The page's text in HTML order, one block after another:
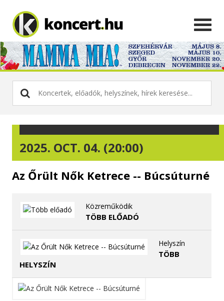
2025. OCT. 04. (20:00)
Az Őrült Nők Ketrece -- Búcsúturné
Közreműködik
TÖBB ELŐADÓ
Helyszín
TÖBB
HELYSZÍN